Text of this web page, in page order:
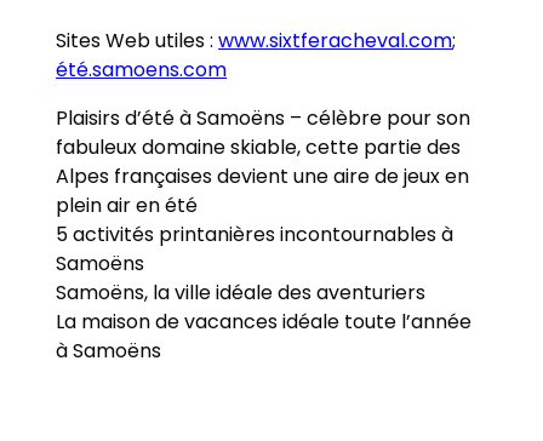
Sites Web utiles :www.sixtferacheval.com;
été.samoens.com
Plaisirs d’été à Samoëns – célèbre pour son
fabuleux domaine skiable, cette partie des
Alpes françaises devient une aire de jeux en
plein air en été
5 activités printanières incontournables à
Samoëns
Samoëns, la ville idéale des aventuriers
La maison de vacances idéale toute l’année
à Samoëns